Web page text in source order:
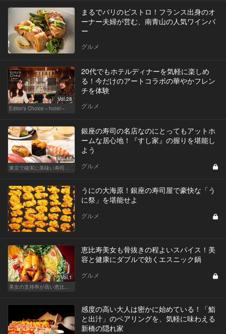
まるでパリのビストロ！フランス出身のオ
ーナー夫婦が営む、南青山の人気ワインバ
ー
グルメ
Vol.28
Editor's Choice～hotel～
20代でもホテルディナーを気軽に楽しめ
る！今だけのアートコラボの華やかフレン
チを体験
グルメ
Vol.17
銀座の寿司の名店なのにとってもアットホ
ームな居心地！『すし家』の握りを堪能し
よう
グルメ
うにの大海原！銀座の寿司屋で豪快な「う
に祭」を堪能せよ
グルメ
Vol.1
恵比寿美女も骨抜きの程よいスパイス！美
容と健康にダブルで効くエスニック鍋
グルメ
感度の高い大人は密かに始めている！「鮨
と出汁」のペアリングを、気軽に味わえる
新橋の隠れ家